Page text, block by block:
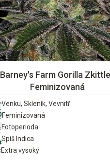
Barney's Farm Gorilla
Feminizovaná
Venku, Skleník, Vevnitř
Feminizovaná
Fotoperioda
Spíš Indica
Extra vysoký